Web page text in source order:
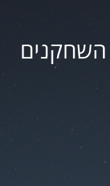
השחקנים